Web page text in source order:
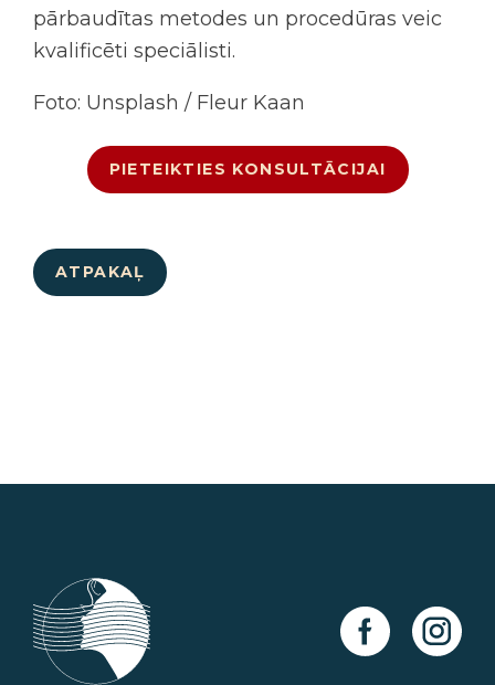
pārbaudītas metodes un procedūras veic
kvalificēti speciālisti.
Foto: Unsplash / Fleur Kaan
PIETEIKTIES KONSULTĀCIJAI
ATPAKAĻ